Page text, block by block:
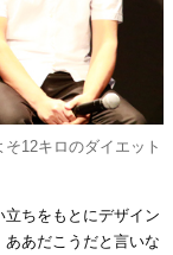
12キロのダイエット
ちをもとにデザイン
あだこうだと言いな